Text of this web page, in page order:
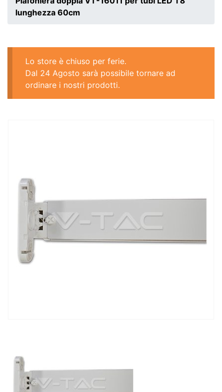
lunghezza 60cm
Lo store è chiuso per ferie.
Dal 24 Agosto sarà possibile tornare ad
ordinare i nostri prodotti.